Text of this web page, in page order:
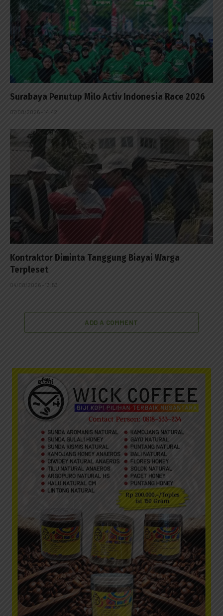
Surabaya Penutup Milo Activ Indonesia Race 2026
07/08/2026 - 14:42
Kontraktor Diminta Tanggung Biayai Warga
Terpleset
04/08/2026 - 13:53
ADD A COMMENT